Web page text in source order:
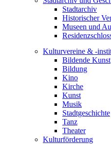
Stadtarchiv
Historischer
Museen und
Kulturvereine & -
Bildende Kunst
Bildung
Kino
Kirche
Kunst
Musik
Stadtgeschichte
Tanz
Theater
Kulturförderung